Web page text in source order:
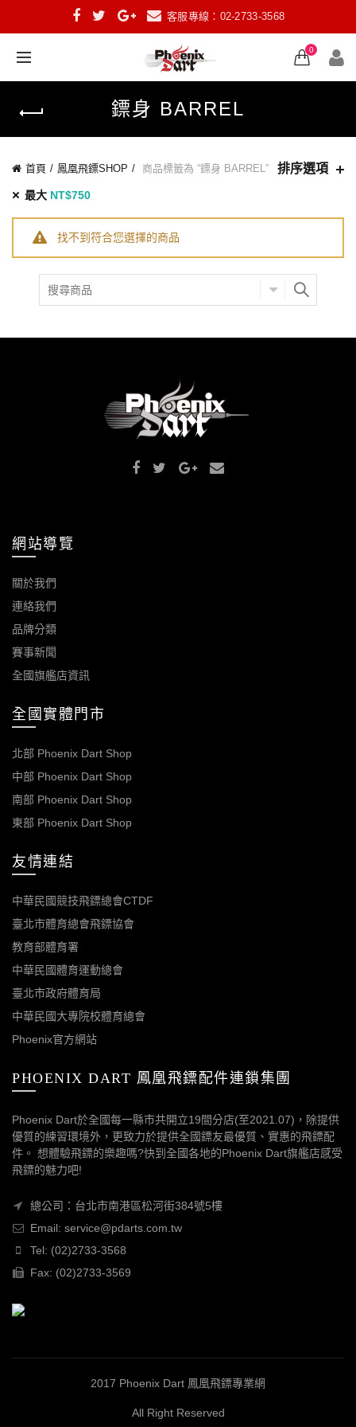
客服專線：02-2733-3568
0
鏢身 BARREL
首頁 鳳凰飛鏢SHOP 商品標籤為 “鏢身 BARREL” 排序選項
最大 NT$750
找不到符合您選擇的商品
網站導覽
關於我們
連絡我們
品牌分類
賽事新聞
全國旗艦店資訊
全國實體門市
北部 Phoenix Dart Shop
中部 Phoenix Dart Shop
南部 Phoenix Dart Shop
東部 Phoenix Dart Shop
友情連結
中華民國競技飛鏢總會CTDF
臺北市體育總會飛鏢協會
教育部體育署
中華民國體育運動總會
臺北市政府體育局
中華民國大專院校體育總會
Phoenix官方網站
PHOENIX DART 鳳凰飛鏢配件連鎖集團
Phoenix Dart於全國每一縣市共開立19間分店(至2021.07)，除提供
優質的練習環境外，更致力於提供全國鏢友最優質、實惠的飛鏢配
件。 想體驗飛鏢的樂趣嗎?快到全國各地的Phoenix Dart旗艦店感受
飛鏢的魅力吧!
總公司：台北市南港區松河街384號5樓
Email: service@pdarts.com.tw
Tel: (02)2733-3568
Fax: (02)2733-3569
2017 Phoenix Dart 鳳凰飛鏢專業網
All Right Reserved